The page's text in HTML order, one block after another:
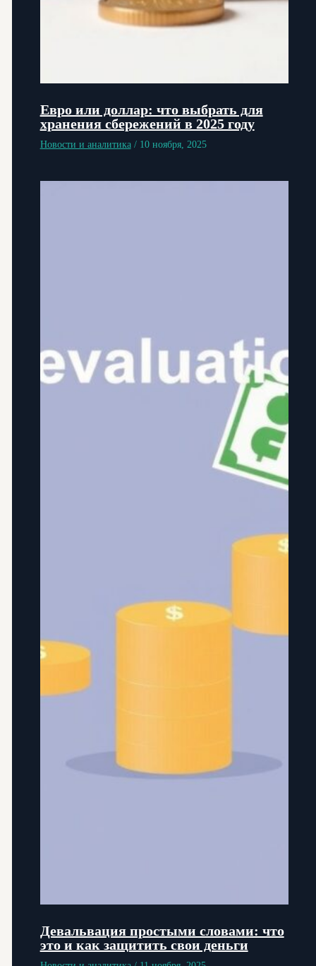
Евро или доллар: что выбрать для
хранения сбережений в 2025 году
Новости и аналитика/ 10 ноября, 2025
Девальвация простыми словами: что
это и как защитить свои деньги